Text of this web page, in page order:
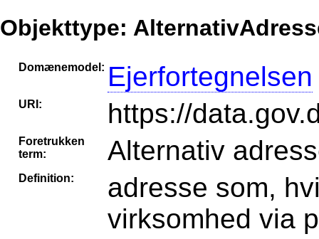
Objekttype:
Domænemodel: Ejerfortegnelsen
URI: https://
Foretrukken
term:
Alternativ
Definition:
adresse som,
virksomhed via